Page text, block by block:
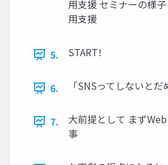
用支援 セミナーの様
用支援
5. START!
6. 「SNSってしないとだ
7.
大前提として まず
事